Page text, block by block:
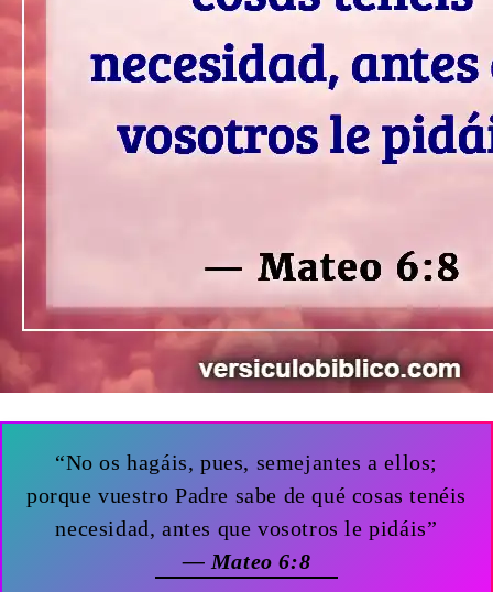
“No os hagáis, pues, semejantes a ellos;
porque vuestro Padre sabe de qué cosas tenéis
necesidad, antes que vosotros le pidáis”
— Mateo 6:8